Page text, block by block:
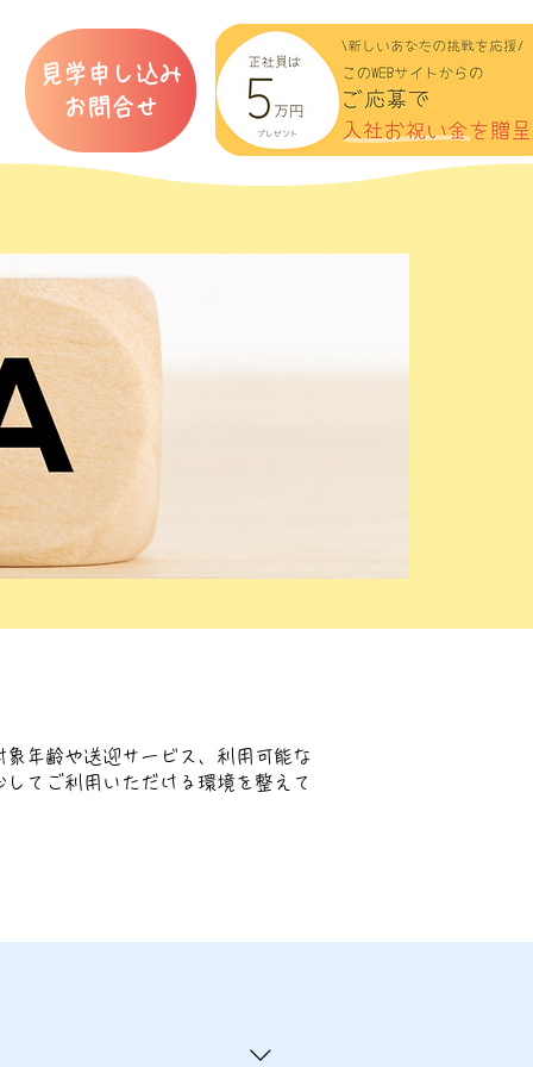
見学申し込み
​お問合せ
年齢や送迎サービス、利用可能な
てご利用いただける環境を整えて